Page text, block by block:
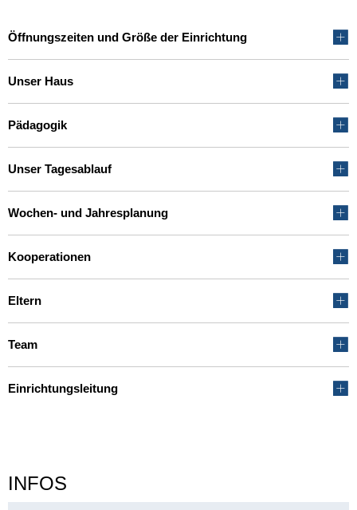
Öffnungszeiten und Größe der Einrichtung
Unser Haus
Pädagogik
Unser Tagesablauf
Wochen- und Jahresplanung
Kooperationen
Eltern
Team
Einrichtungsleitung
INFOS